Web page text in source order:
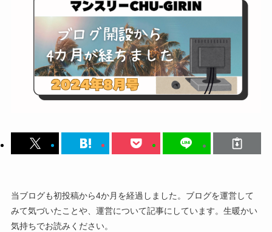
当ブログも初投稿から4か月を経過しました。ブログを運営して
みて気づいたことや、運営について記事にしています。生暖かい
気持ちでお読みください。